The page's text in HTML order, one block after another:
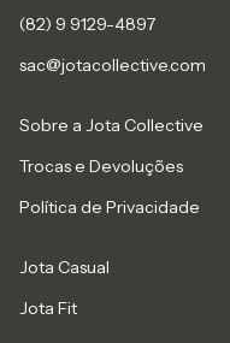
(82) 9 9129-4897
sac@jotacollective.com
Sobre a Jota Collective
Trocas e Devoluções
Política de Privacidade
Jota Casual
Jota Fit